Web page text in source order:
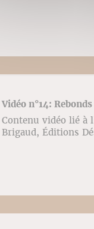
Vidéo n°14:
Contenu vidéo lié à
Brigaud, Éditions